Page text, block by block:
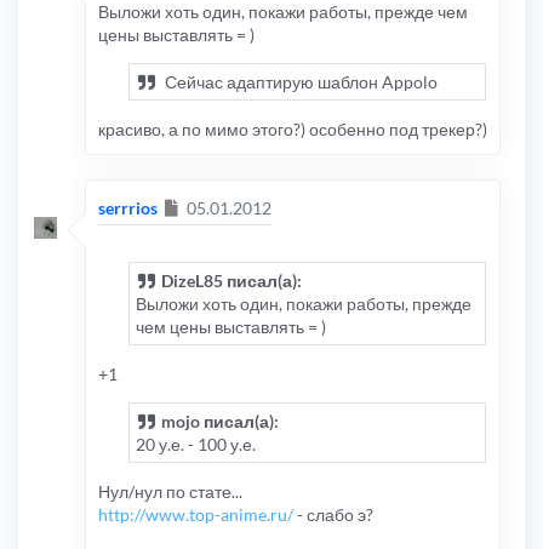
Выложи хоть один, покажи работы, прежде чем
цены выставлять = )
Сейчас адаптирую шаблон Appolo
красиво, а по мимо этого?) особенно под трекер?)
serrrios Сообщение
05.01.2012
DizeL85 писал(а):
Выложи хоть один, покажи работы, прежде
чем цены выставлять = )
+1
mojo писал(а):
20 у.е. - 100 у.е.
Нул/нул по стате...
http://www.top-anime.ru/- слабо э?